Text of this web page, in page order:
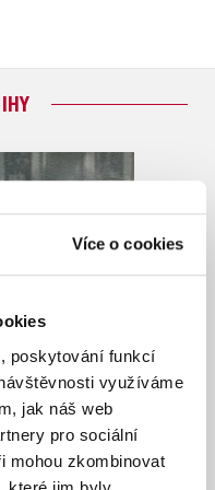
Více o cookies
poskytování funkcí
využíváme
jak náš web
pro sociální
mohou zkombinovat